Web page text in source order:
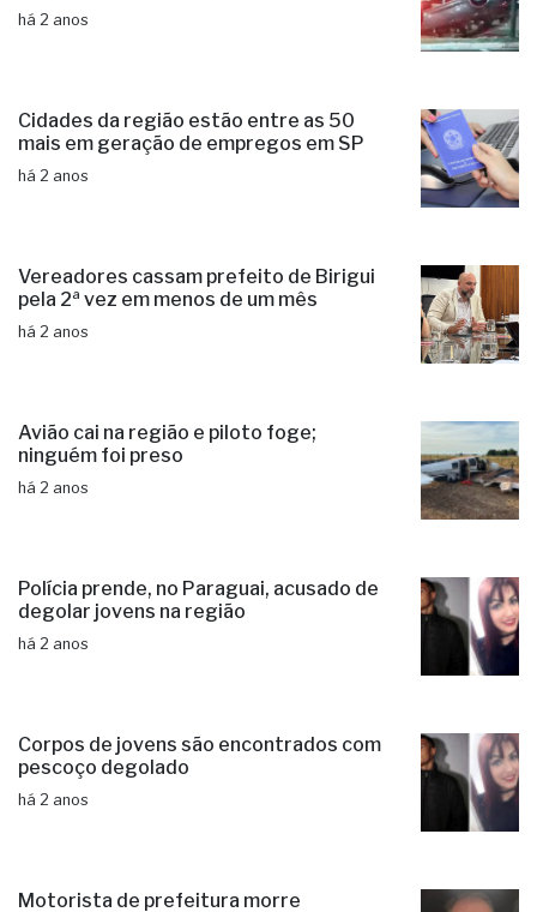
há 2 anos
Cidades da região estão entre as 50
mais em geração de empregos em SP
há 2 anos
Vereadores cassam prefeito de Birigui
pela 2ª vez em menos de um mês
há 2 anos
Avião cai na região e piloto foge;
ninguém foi preso
há 2 anos
Polícia prende, no Paraguai, acusado de
degolar jovens na região
há 2 anos
Corpos de jovens são encontrados com
pescoço degolado
há 2 anos
Motorista de prefeitura morre